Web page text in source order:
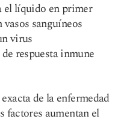
el líquido en primer
sanguíneos
virus
respuesta inmune
de la enfermedad
factores aumentan el